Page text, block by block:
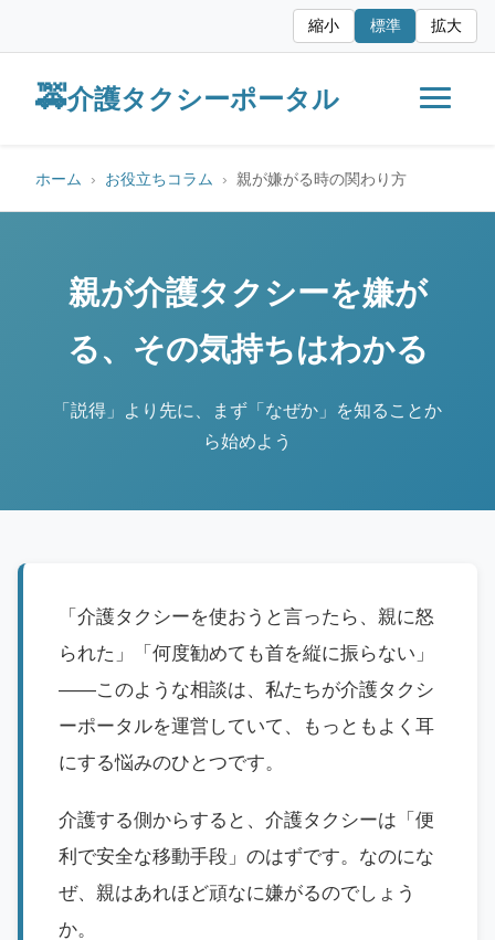
縮小 標準 拡大
🚕介護タクシーポータル
ホーム お役立ちコラム 親が嫌がる時の関わり方
親が介護タクシーを嫌が
る、その気持ちはわかる
「説得」より先に、まず「なぜか」を知ることか
ら始めよう
「介護タクシーを使おうと言ったら、親に怒
られた」「何度勧めても首を縦に振らない」
——このような相談は、私たちが介護タクシ
ーポータルを運営していて、もっともよく耳
にする悩みのひとつです。
介護する側からすると、介護タクシーは「便
利で安全な移動手段」のはずです。なのにな
ぜ、親はあれほど頑なに嫌がるのでしょう
か。